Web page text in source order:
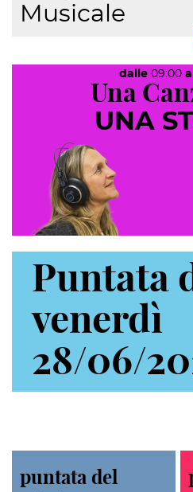
Musicale
Una
UNA
dalle 09:00
Puntata
venerdì
28/06/
puntata del